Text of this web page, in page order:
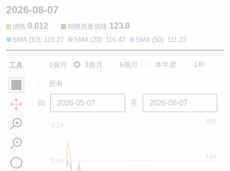
2026-08-07
價格:0.012 相關資產價格:123.8
SMA (10): 119.27 SMA (20): 116.47 SMA (50): 111.23
工具 1個月 3個月 6個月 本年度 1年
所有
由 至
0.18
0.24
140
160